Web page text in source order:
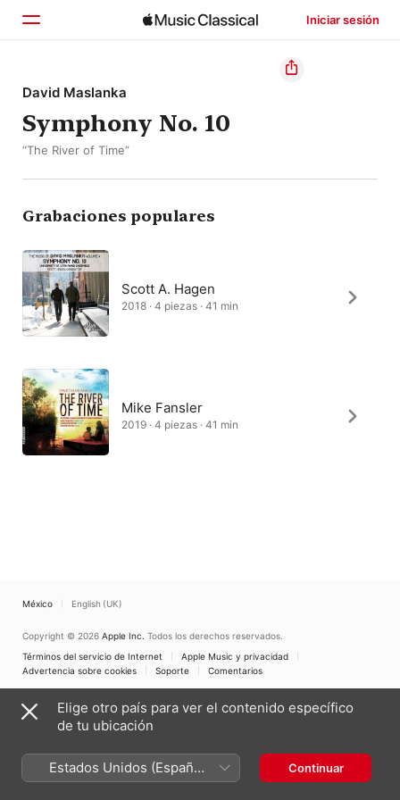
Iniciar sesión
Inicio
Explorar
David Maslanka
Symphony No. 10
“The River of Time”
Grabaciones populares
Scott A. Hagen
2018 · 4 piezas · 41 min
Mike Fansler
2019 · 4 piezas · 41 min
México English (UK)
Copyright © 2026 Apple Inc. Todos los derechos reservados.
Términos del servicio de Internet
Apple Music y privacidad
Advertencia sobre cookies
Soporte Comentarios
Elige otro país para ver el contenido específico
de tu ubicación
Estados Unidos (Español
México)
Continuar